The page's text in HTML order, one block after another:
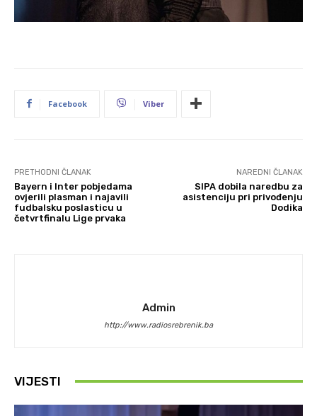
Facebook Viber
PRETHODNI ČLANAK
Bayern i Inter pobjedama
ovjerili plasman i najavili
fudbalsku poslasticu u
četvrtfinalu Lige prvaka
NAREDNI ČLANAK
SIPA dobila naredbu za
asistenciju pri privođenju
Dodika
Admin
http://www.radiosrebrenik.ba
VIJESTI